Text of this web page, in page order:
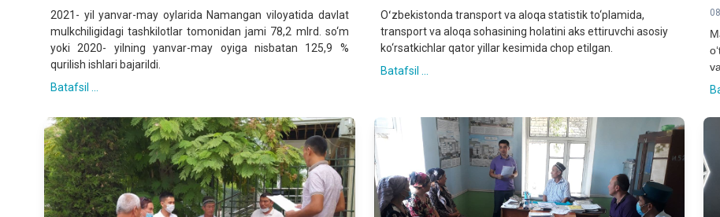
2021- yil yanvar-may oylarida Namangan viloyatida davlat
mulkchiligidagi tashkilotlar tomonidan jami 78,2 mlrd. so‘m
yoki 2020- yilning yanvar-may oyiga nisbatan 125,9 %
qurilish ishlari bajarildi.
Batafsil ...
Oʻzbekistonda transport va aloqa statistik to‘plаmidа,
trаnsport vа аloqа sohаsining holаtini аks ettiruvchi аsosiy
ko‘rsаtkichlаr qаtor yillаr kesimida chop etilgаn.
Batafsil ...